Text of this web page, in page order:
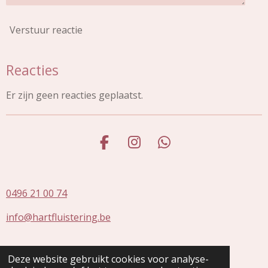
Deze website gebruikt cookies voor analyse-
Verstuur reactie
Reacties
Er zijn geen reacties geplaatst.
F
o
k
I
a
m
W
p
0496 21 00 74
info@hartfluistering.be
ON0677753846